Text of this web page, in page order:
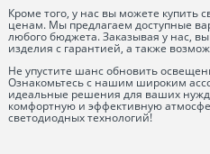
Кроме того, у нас вы можете купить
ценам. Мы предлагаем доступные
любого бюджета. Заказывая у нас,
изделия с гарантией, а также
Не упустите шанс обновить
Ознакомьтесь с нашим широким
идеальные решения для ваших
комфортную и эффективную
светодиодных технологий!